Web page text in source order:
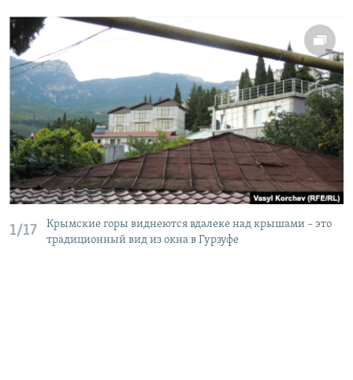
1/17
Крымские горы виднеются вдалеке над крышами – это
традиционный вид из окна в Гурзуфе